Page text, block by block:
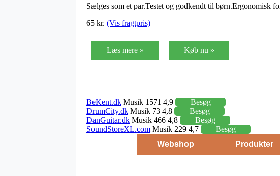
Sælges som et par.Testet og godkendt til børn.Ergonomisk
65 kr. (Vis fragtpris)
Læs mere » Køb nu »
BeKent.dk Musik 1571 4,9
Besøg
DrumCity.dk Musik 73 4,8
Besøg
DanGuitar.dk Musik 466 4,8
Besøg
SoundStoreXL.com Musik 229 4,7
Besøg
Webshop
Produkter